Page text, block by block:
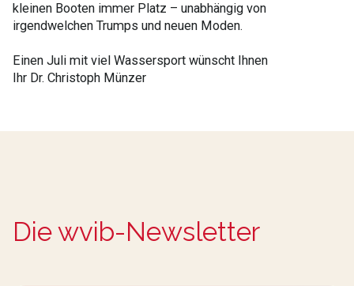
kleinen Booten immer Platz – unabhängig von
irgendwelchen Trumps und neuen Moden.
Einen Juli mit viel Wassersport wünscht Ihnen
Ihr Dr. Christoph Münzer
Die wvib-Newsletter